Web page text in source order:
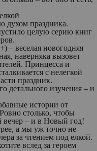
духом праздника.
целую серию книг
– веселая новогодняя
наверняка вызовет
Принцесса и
с нелегкой
праздник.
детального изучения – и
истории от
столько, чтобы
вечер – и в Новый год!
а мы уж точно не
за чтением под елкой.
вслед за героем